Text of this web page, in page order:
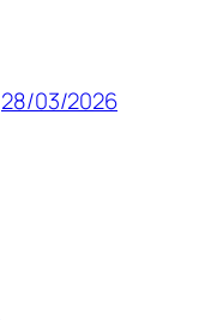
28/03/2026